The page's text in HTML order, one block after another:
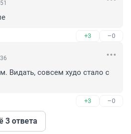
+3 –0
Видать, совсем худо стало с
+3 –0
3 ответа